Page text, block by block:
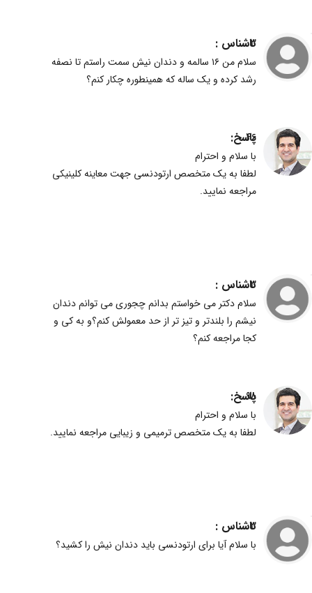
ناشناس :
سلام من ۱۶ سالمه و دندان نیش سمت راستم تا نصفه
رشد کرده و یک ساله که همینطوره چکار کنم؟
3
پاسخ:
با سلام و احترام
لطفا به یک متخصص ارتودنسی جهت معاینه کلینیکی
مراجعه نمایید.
46
ناشناس :
سلام دکتر می خواستم بدانم چجوری می توانم دندان
نیشم را بلندتر و تیز تر از حد معمولش کنم؟و به کی و
کجا مراجعه کنم؟
3
پاسخ:
با سلام و احترام
لطفا به یک متخصص ترمیمی و زیبایی مراجعه نمایید.
98
ناشناس :
با سلام آیا برای ارتودنسی باید دندان نیش را کشید؟
3